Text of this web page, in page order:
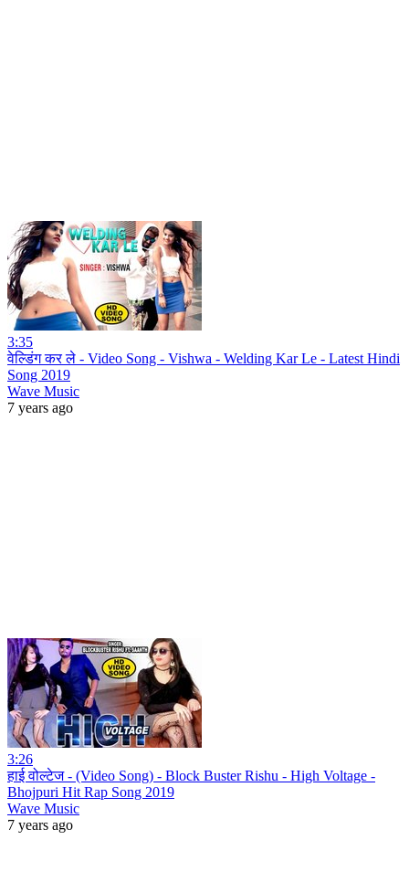
3:35
वेल्डिंग कर ले - Video Song - Vishwa - Welding Kar Le - Latest Hindi
Song 2019
Wave Music
7 years ago
3:26
हाई वोल्टेज - (Video Song) - Block Buster Rishu - High Voltage -
Bhojpuri Hit Rap Song 2019
Wave Music
7 years ago